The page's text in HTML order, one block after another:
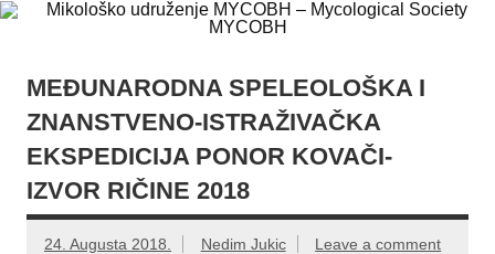
Skip
to
Mikološko
MYCOBH –
Mycological
Society
Web site Mikološkog udruženja MYCOBH
MEĐUNARODNA SPELEOLOŠKA I
ZNANSTVENO-ISTRAŽIVAČKA
EKSPEDICIJA PONOR KOVAČI-
IZVOR RIČINE 2018
24. Augusta 2018. Nedim Jukic Leave a comment